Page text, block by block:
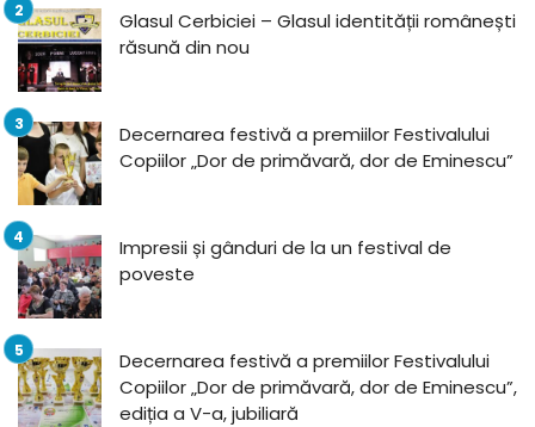
Glasul Cerbiciei – Glasul identității românești
răsună din nou
Decernarea festivă a premiilor Festivalului
Copiilor „Dor de primăvară, dor de Eminescu”
Impresii și gânduri de la un festival de
poveste
Decernarea festivă a premiilor Festivalului
Copiilor „Dor de primăvară, dor de Eminescu”,
ediția a V-a, jubiliară